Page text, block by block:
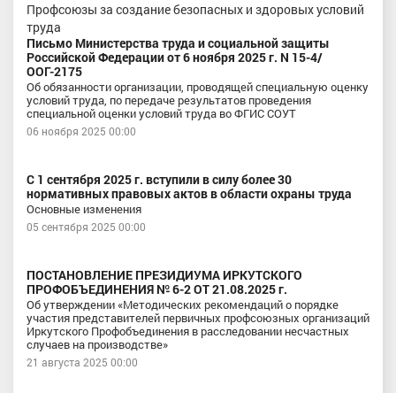
Профсоюзы за создание безопасных и здоровых условий
труда
Письмо Министерства труда и социальной защиты
Российской Федерации от 6 ноября 2025 г. N 15-4/
ООГ-2175
Об обязанности организации, проводящей специальную оценку
условий труда, по передаче результатов проведения
специальной оценки условий труда во ФГИС СОУТ
06 ноября 2025 00:00
С 1 сентября 2025 г. вступили в силу более 30
нормативных правовых актов в области охраны труда
Основные изменения
05 сентября 2025 00:00
ПОСТАНОВЛЕНИЕ ПРЕЗИДИУМА ИРКУТСКОГО
ПРОФОБЪЕДИНЕНИЯ № 6-2 ОТ 21.08.2025 г.
Об утверждении «Методических рекомендаций о порядке
участия представителей первичных профсоюзных организаций
Иркутского Профобъединения в расследовании несчастных
случаев на производстве»
21 августа 2025 00:00